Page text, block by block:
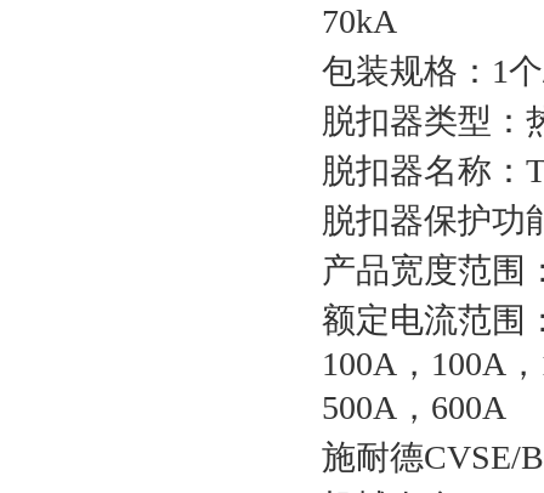
70kA
包装规格：1
脱扣器类型：
脱扣器名称：
脱扣器保护功
产品宽度范围
额定电流范围
100A，100A
500A，600A
施耐德CVSE/